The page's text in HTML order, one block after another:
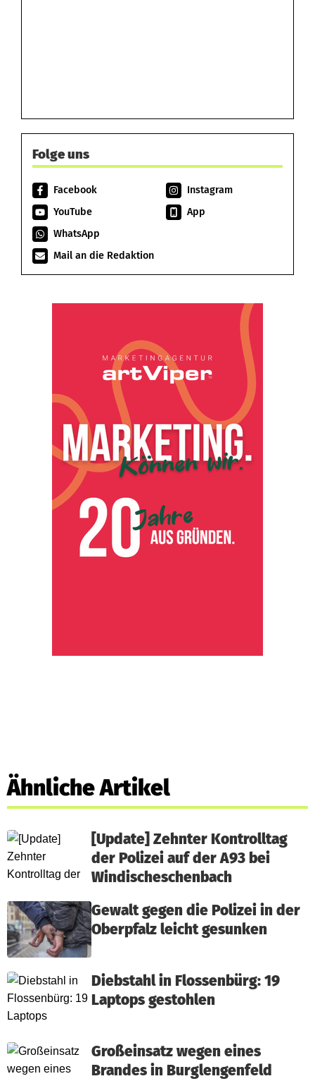
Folge uns
Facebook
Instagram
YouTube
App
WhatsApp
Mail an die Redaktion
Ähnliche Artikel
[Update] Zehnter Kontrolltag
der Polizei auf der A93 bei
Windischeschenbach
Gewalt gegen die Polizei in der
Oberpfalz leicht gesunken
Diebstahl in Flossenbürg: 19
Laptops gestohlen
Großeinsatz wegen eines
Brandes in Burglengenfeld